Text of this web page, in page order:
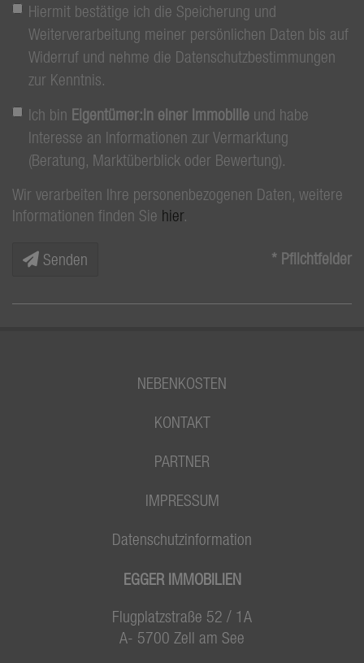
Hiermit bestätige ich die Speicherung und
Weiterverarbeitung meiner persönlichen Daten bis auf
Widerruf und nehme die Datenschutzbestimmungen
zur Kenntnis.
Ich bin Eigentümer:in einer Immobilie und habe
Interesse an Informationen zur Vermarktung
(Beratung, Marktüberblick oder Bewertung).
Wir verarbeiten Ihre personenbezogenen Daten, weitere
Informationen finden Sie hier.
Senden * Pflichtfelder
NEBENKOSTEN
KONTAKT
PARTNER
IMPRESSUM
Datenschutzinformation
EGGER IMMOBILIEN
Flugplatzstraße 52 / 1A
A- 5700 Zell am See